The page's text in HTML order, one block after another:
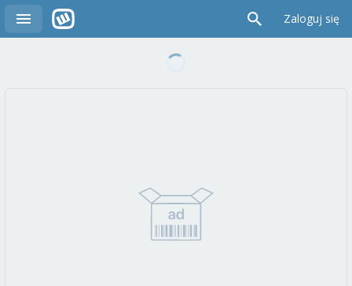
Zaloguj się